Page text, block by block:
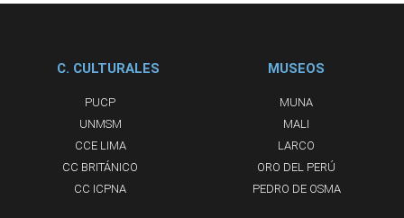
C. CULTURALES
PUCP
UNMSM
CCE LIMA
CC BRITÁNICO
CC ICPNA
MUSEOS
MUNA
MALI
LARCO
ORO DEL PERÚ
PEDRO DE OSMA